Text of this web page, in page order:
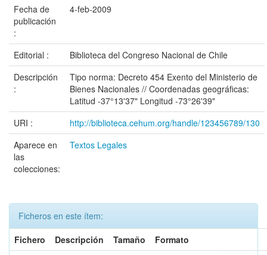
Fecha de
publicación
:
4-feb-2009
Editorial :
Biblioteca del Congreso Nacional de Chile
Descripción
:
Tipo norma: Decreto 454 Exento del Ministerio de
Bienes Nacionales // Coordenadas geográficas:
Latitud -37°13'37" Longitud -73°26'39"
URI :
http://biblioteca.cehum.org/handle/123456789/130
Aparece en
las
colecciones:
Textos Legales
Ficheros en este ítem:
Fichero
Descripción Tamaño
Formato